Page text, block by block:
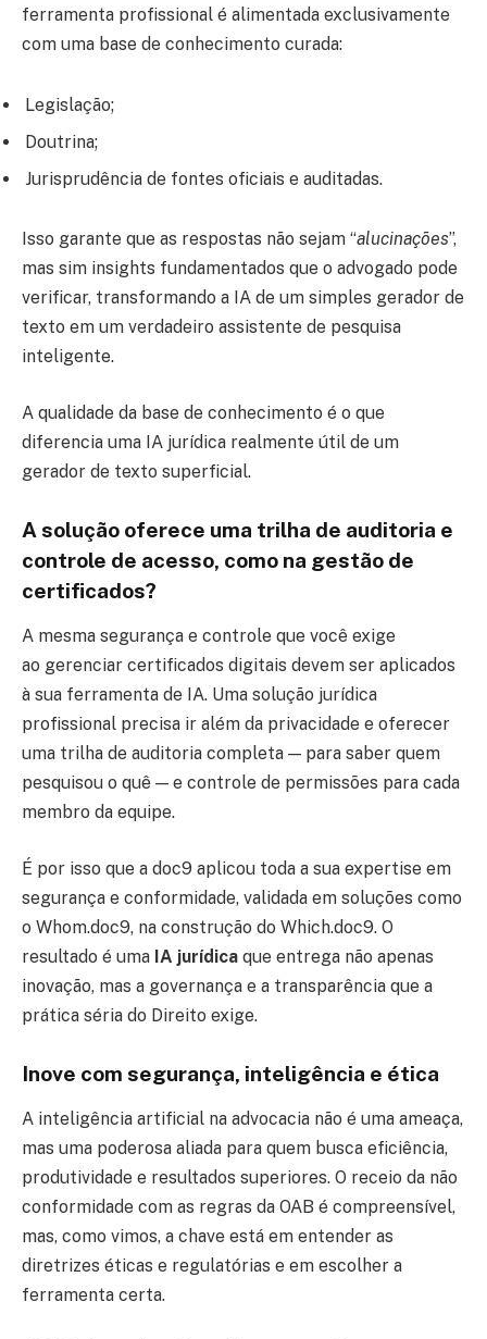
ferramenta profissional é alimentada exclusivamente
com uma base de conhecimento curada:
Legislação;
Doutrina;
Jurisprudência de fontes oficiais e auditadas.
Isso garante que as respostas não sejam “alucinações”,
mas sim insights fundamentados que o advogado pode
verificar, transformando a IA de um simples gerador de
texto em um verdadeiro assistente de pesquisa
inteligente.
A qualidade da base de conhecimento é o que
diferencia uma IA jurídica realmente útil de um
gerador de texto superficial.
A solução oferece uma trilha de auditoria e
controle de acesso, como na gestão de
certificados?
A mesma segurança e controle que você exige
ao gerenciar certificados digitais devem ser aplicados
à sua ferramenta de IA. Uma solução jurídica
profissional precisa ir além da privacidade e oferecer
uma trilha de auditoria completa — para saber quem
pesquisou o quê — e controle de permissões para cada
membro da equipe.
É por isso que a doc9 aplicou toda a sua expertise em
segurança e conformidade, validada em soluções como
o Whom.doc9, na construção do Which.doc9. O
resultado é uma IA jurídica que entrega não apenas
inovação, mas a governança e a transparência que a
prática séria do Direito exige.
Inove com segurança, inteligência e ética
A inteligência artificial na advocacia não é uma ameaça,
mas uma poderosa aliada para quem busca eficiência,
produtividade e resultados superiores. O receio da não
conformidade com as regras da OAB é compreensível,
mas, como vimos, a chave está em entender as
diretrizes éticas e regulatórias e em escolher a
ferramenta certa.